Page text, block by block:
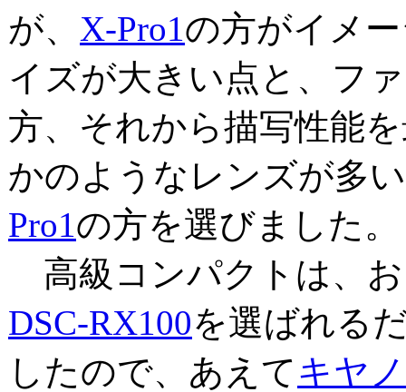
が、 X-Pro1の方がイメ
イズが大きい点と、フ
方、それから描写性能
かのようなレンズが多
Pro1の方を選びました。
高級コンパクトは、
DSC-RX100を選ばれる
したので、あえてキヤ